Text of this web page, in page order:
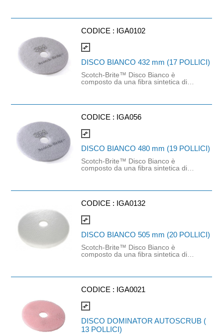
CODICE : IGA0102
compare_arrows
DISCO BIANCO 432 mm (17 POLLICI)
Scotch-Brite™ Disco Bianco è
composto da una fibra sintetica di
Indicato per la lucidatura a secco di
standard.
CODICE : IGA056
compare_arrows
DISCO BIANCO 480 mm (19 POLLICI)
Scotch-Brite™ Disco Bianco è
composto da una fibra sintetica di
Indicato per la lucidatura a secco di
standard.
CODICE : IGA0132
compare_arrows
DISCO BIANCO 505 mm (20 POLLICI)
Scotch-Brite™ Disco Bianco è
composto da una fibra sintetica di
Indicato per la lucidatura a secco di
rotative a velocità standard. Adatto
cleaning leggere. Migliorano la
lucentezza del pavimento senza
graffiare o danneggiare i pavimenti
protetti.
CODICE : IGA0021
compare_arrows
DISCO DOMINATOR AUTOSCRUB (
13 POLLICI)